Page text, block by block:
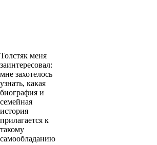
Толстяк меня
заинтересовал:
мне захотелось
узнать, какая
биография и
семейная
история
прилагается к
такому
самообладанию